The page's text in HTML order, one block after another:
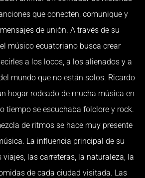
que conecten, comunique y
de unión. A través de su
músico ecuatoriano busca crear
a los locos, a los alienados y a
mundo que no están solos. Ricardo
hogar rodeado de mucha música en
tiempo se escuchaba folclore y rock.
de ritmos se hace muy presente
La influencia principal de su
las carreteras, la naturaleza, la
de cada ciudad visitada. Las